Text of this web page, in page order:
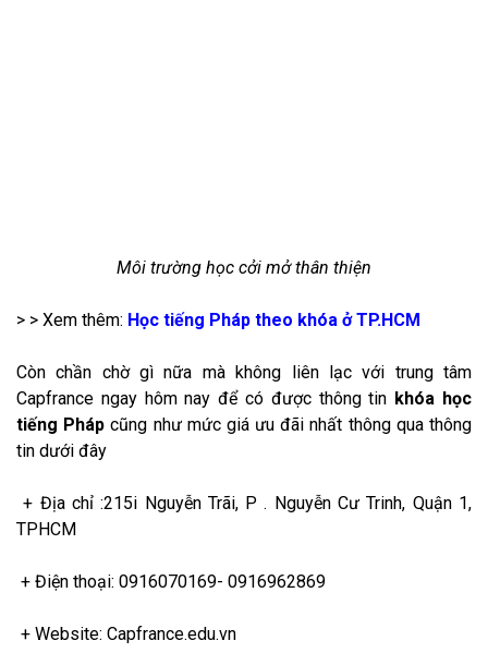
Môi trường học cởi mở thân thiện
> > Xem thêm: Học tiếng Pháp theo khóa ở TP.HCM
Còn chần chờ gì nữa mà không liên lạc với trung tâm
Capfrance ngay hôm nay để có được thông tin khóa học
tiếng Pháp cũng như mức giá ưu đãi nhất thông qua thông
tin dưới đây
+ Địa chỉ :215i Nguyễn Trãi, P . Nguyễn Cư Trinh, Quận 1,
TPHCM
+ Điện thoại: 0916070169- 0916962869
+ Website: Capfrance.edu.vn